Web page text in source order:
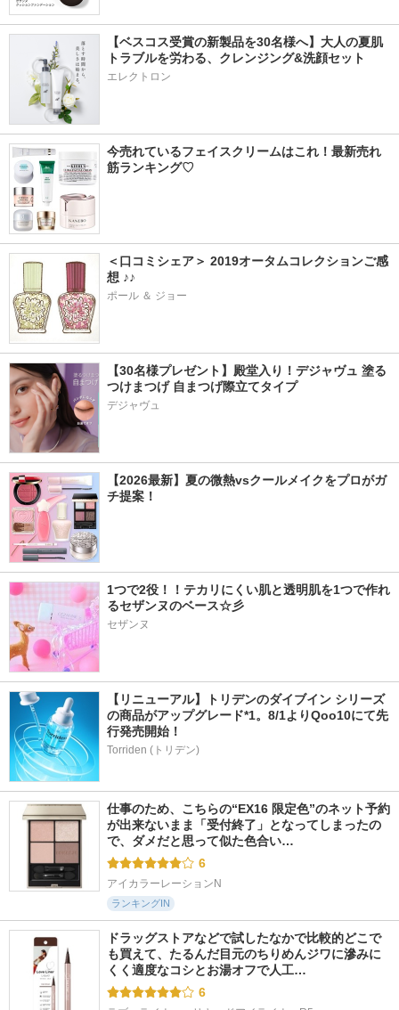
【ベスコス受賞の新製品を30名様へ】大人の夏肌
トラブルを労わる、クレンジング&洗顔セット
エレクトロン
今売れているフェイスクリームはこれ！最新売れ
筋ランキング♡
＜口コミシェア＞ 2019オータムコレクションご感
想 ♪♪
ポール ＆ ジョー
【30名様プレゼント】殿堂入り！デジャヴュ 塗る
つけまつげ 自まつげ際立てタイプ
デジャヴュ
【2026最新】夏の微熱vsクールメイクをプロがガ
チ提案！
1つで2役！！テカリにくい肌と透明肌を1つで作れ
るセザンヌのベース☆彡
セザンヌ
【リニューアル】トリデンのダイブイン シリーズ
の商品がアップグレード*1。8/1よりQoo10にて先
行発売開始！
Torriden (トリデン)
仕事のため、こちらの“EX16 限定色”のネット予約
が出来ないまま「受付終了」となってしまったの
で、ダメだと思って似た色合い…
6
アイカラーレーションN
ランキングIN
ドラッグストアなどで試したなかで比較的どこで
も買えて、たるんだ目元のちりめんジワに滲みに
くく適度なコシとお湯オフで人工…
6